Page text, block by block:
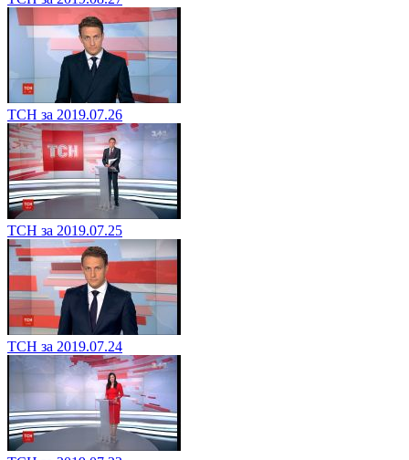
ТСН за 2019.08.27
ТСН за 2019.07.26
ТСН за 2019.07.25
ТСН за 2019.07.24